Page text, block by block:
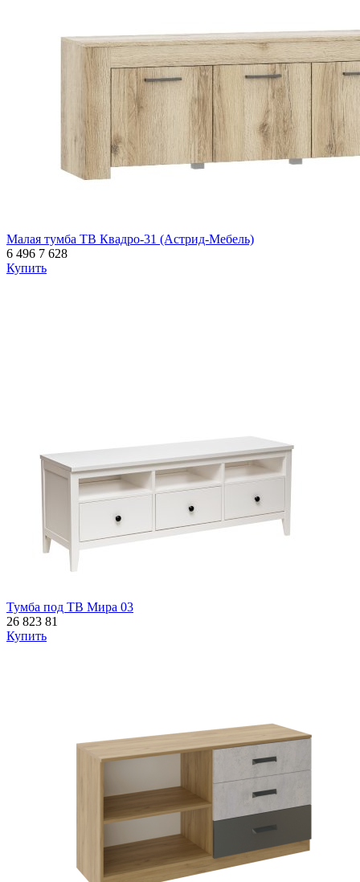
Малая тумба ТВ Квадро-31 (Астрид-Мебель)
6 496 7 628
Купить
Тумба под ТВ Мира 03
26 823 81
Купить